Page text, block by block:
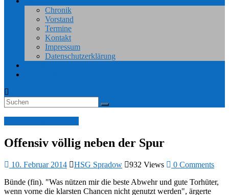
Chronik
Vorstand
Termine
Kontakt
Impressum
Datenschutzerklärung
Offensiv völlig neben der Spur
10. Februar 2014 HSG Spradow 932 Views
0 Comments
Bünde (fin). "Was nützen mir die beste Abwehr und gute Torhüter,
wenn vorne die klarsten Chancen nicht genutzt werden", ärgerte